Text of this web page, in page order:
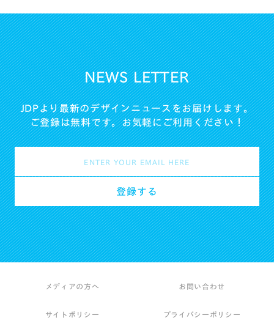
NEWS LETTER
JDPより最新のデザインニュースをお届けします。
ご登録は無料です。お気軽にご利用ください！
メディアの方へ お問い合わせ
サイトポリシー プライバシーポリシー